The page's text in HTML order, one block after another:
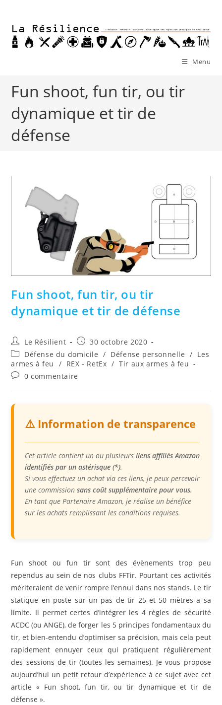
content
Menu
Fun shoot, fun tir, ou tir
dynamique et tir de
défense
Fun shoot, fun tir, ou tir
dynamique et tir de défense
Auteur/autrice
de
la
publication :
Le Résilient
Publication
publiée :
30 octobre 2020
Post
category:
Défense du domicile / Défense personnelle / Les
armes à feu
/ REX - RetEx / Tir aux armes à feu
Commentaires
publication :
0 commentaire
⚠️ Information de transparence
Cet article contient un ou plusieursliens affiliés Amazon
identifiés par un astérisque (*).
Si vous effectuez un achat via ces liens, je peux percevoir
une commissionsans coût supplémentaire pour vous.
En tant que Partenaire Amazon, je réalise un bénéfice
sur les achats remplissant les conditions requises.
Fun shoot ou fun tir sont des évènements trop peu
rependus au sein de nos clubs FFTir. Pourtant ces activités
mériteraient de venir rompre l’ennui dans nos stands. Le tir
statique en poste sur un pas de tir 25 et 50 mètres a sa
limite. Il permet certes d’intégrer les 4 règles de sécurité
ACDC (ou ANGE), de forger les 5 principes fondamentaux du
tir, et bien-entendu d’optimiser sa précision, mais cela peut
rapidement ennuyer ceux qui pratiquent régulièrement
des sessions de tir (toutes les semaines). Je vous propose
aujourd’hui un petit retour d’expérience à ce sujet avec cet
article « Fun shoot, fun tir, ou tir dynamique et tir de
défense ».